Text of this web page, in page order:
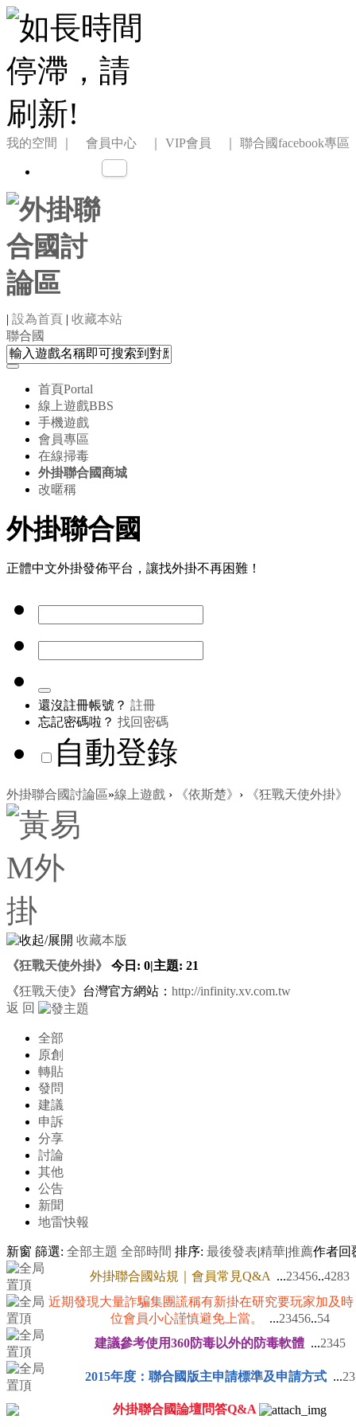
我的空間 ｜ 會員中心 ｜ VIP會員 ｜ 聯合國facebook專區
| 設為首頁 | 收藏本站
聯合國
首頁Portal
線上遊戲BBS
手機遊戲
會員專區
在線掃毒
外掛聯合國商城
改暱稱
外掛聯合國
正體中文外掛發佈平台，讓找外掛不再困難！
還沒註冊帳號？ 註冊
忘記密碼啦？ 找回密碼
自動登錄
外掛聯合國討論區»線上遊戲 › 《依斯楚》 › 《狂戰天使外掛》
收藏本版
《狂戰天使外掛》
今日: 0|主題: 21
《狂戰天使》台灣官方網站： http://infinity.xv.com.tw
返 回
全部
原創
轉貼
發問
建議
申訴
分享
討論
其他
公告
新聞
地雷快報
新窗 篩選: 全部主題 全部時間 排序: 最後發表|精華|推薦作者回
外掛聯合國站規｜會員常見Q&A ...23456..4283
近期發現大量詐騙集團謊稱有新掛在研究要玩家加及
位會員小心謹慎避免上當。
...23456..54
建議參考使用360防毒以外的防毒軟體 ...2345
2015年度：聯合國版主申請標準及申請方式 ...23
外掛聯合國論壇問答Q&A